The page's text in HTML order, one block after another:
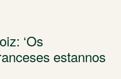
‘Os
estannos